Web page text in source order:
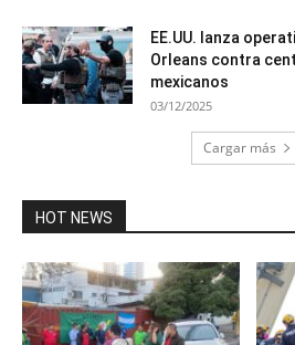
EE.UU. lanza
Orleans contra
mexicanos
03/12/2025
Cargar más
HOT NEWS